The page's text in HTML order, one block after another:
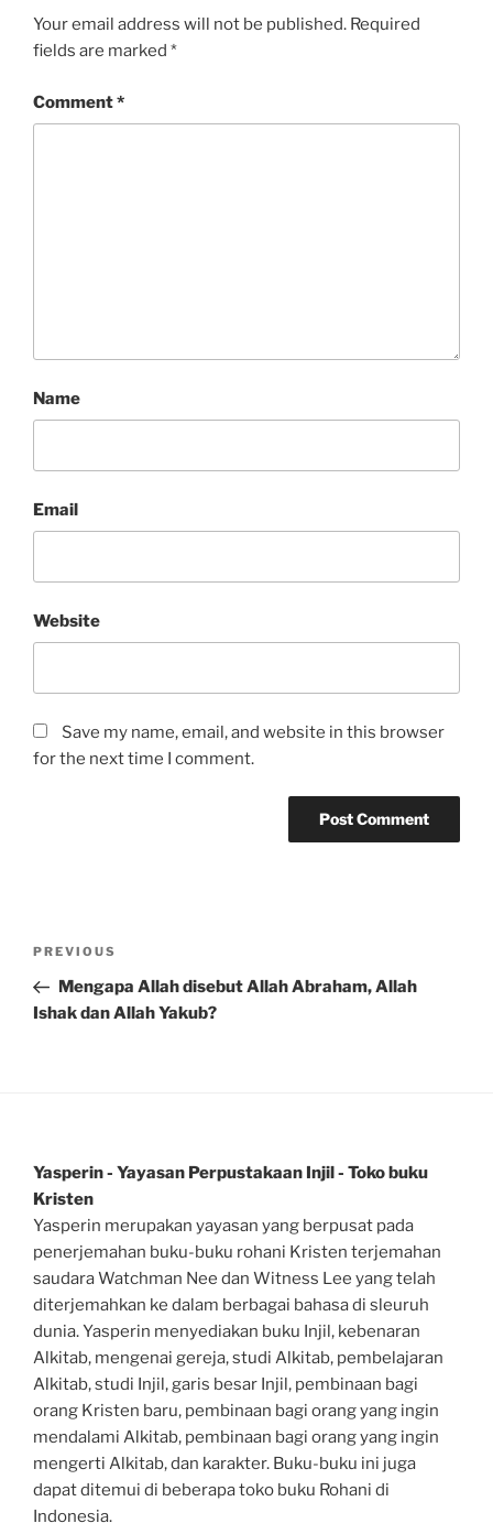
Your email address will not be published. Required
fields are marked *
Comment*
Name
Email
Website
Save my name, email, and website in this browser
for the next time I comment.
Previous
Post
PREVIOUS
Mengapa Allah disebut Allah Abraham, Allah
Ishak dan Allah Yakub?
Yasperin - Yayasan Perpustakaan Injil - Toko buku
Kristen
Yasperin merupakan yayasan yang berpusat pada
penerjemahan buku-buku rohani Kristen terjemahan
saudara Watchman Nee dan Witness Lee yang telah
diterjemahkan ke dalam berbagai bahasa di sleuruh
dunia. Yasperin menyediakan buku Injil, kebenaran
Alkitab, mengenai gereja, studi Alkitab, pembelajaran
Alkitab, studi Injil, garis besar Injil, pembinaan bagi
orang Kristen baru, pembinaan bagi orang yang ingin
mendalami Alkitab, pembinaan bagi orang yang ingin
mengerti Alkitab, dan karakter. Buku-buku ini juga
dapat ditemui di beberapa toko buku Rohani di
Indonesia.